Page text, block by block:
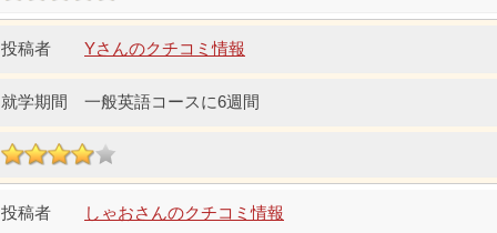
Yさんのクチコミ情報
一般英語コースに6週間
しゃおさんのクチコミ情報